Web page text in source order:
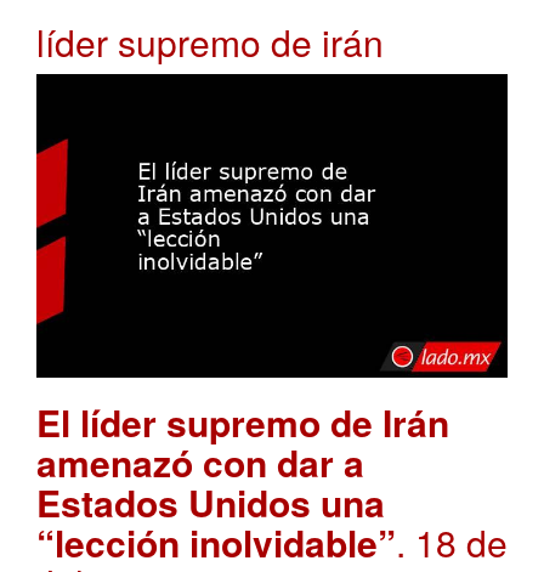
líder supremo de irán
El líder supremo de Irán
amenazó con dar a
Estados Unidos una
“lección inolvidable”. 18 de